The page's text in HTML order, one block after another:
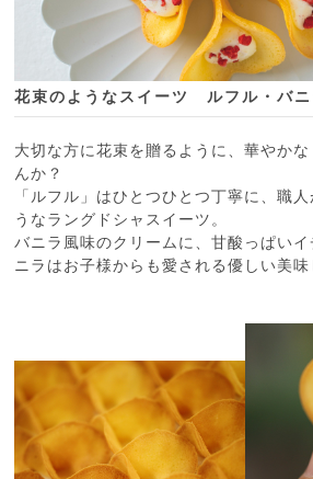
花束のようなスイーツ ルフル・バニ
大切な方に花束を贈るように、華やか
んか？
「ルフル」はひとつひとつ丁寧に、職
うなラングドシャスイーツ。
バニラ風味のクリームに、甘酸っぱい
ニラはお子様からも愛される優しい美味